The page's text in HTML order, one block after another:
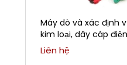
Máy dò và xác định
kim loại, dây cáp
TAKACHIHO MPL-H11S
Liên hệ